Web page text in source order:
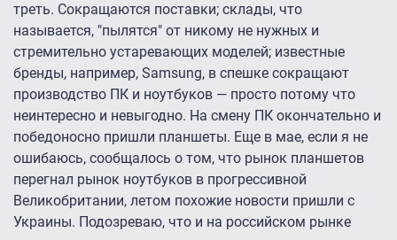
треть. Сокращаются поставки; склады, что
называется, "пылятся" от никому не нужных и
стремительно устаревающих моделей; известные
бренды, например, Samsung, в спешке сокращают
производство ПК и ноутбуков — просто потому что
неинтересно и невыгодно. На смену ПК окончательно и
победоносно пришли планшеты. Еще в мае, если я не
ошибаюсь, сообщалось о том, что рынок планшетов
перегнал рынок ноутбуков в прогрессивной
Великобритании, летом похожие новости пришли с
Украины. Подозреваю, что и на российском рынке